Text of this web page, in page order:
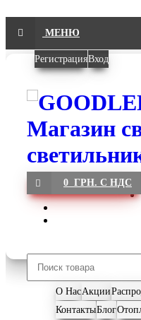
МЕНЮ
РегистрацияВход
0 ГРН. С НДС
О НасАкции
КонтактыБлог